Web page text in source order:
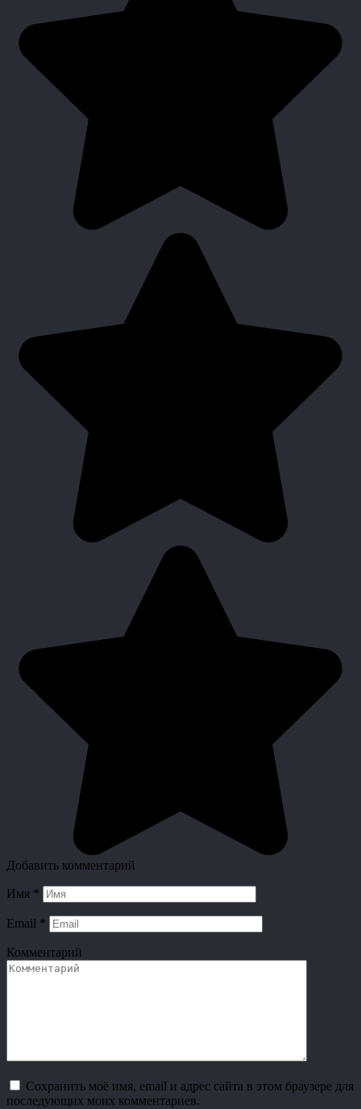
Добавить комментарий
Имя *
Email *
Комментарий
Сохранить моё имя, email и адрес сайта в этом браузере для
последующих моих комментариев.